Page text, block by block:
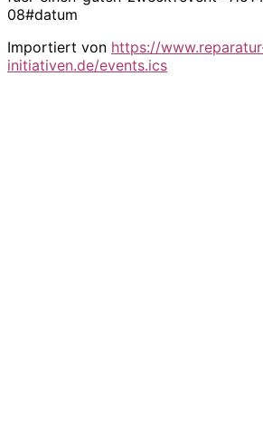
08#datum
Importiert von https://
initiativen.de/events.ics